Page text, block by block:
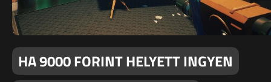
HA 9000 FORINT HELYETT INGYEN